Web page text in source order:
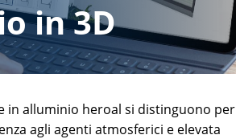
in 3D
in alluminio heroal si distinguono per
agli agenti atmosferici e elevata